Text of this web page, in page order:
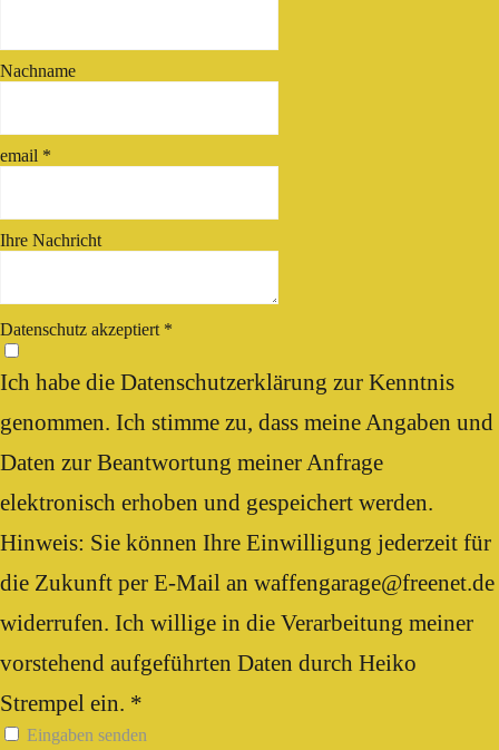
Nachname
email *
Ihre Nachricht
Datenschutz akzeptiert *
Ich habe die Datenschutzerklärung zur Kenntnis
genommen. Ich stimme zu, dass meine Angaben und
Daten zur Beantwortung meiner Anfrage
elektronisch erhoben und gespeichert werden.
Hinweis: Sie können Ihre Einwilligung jederzeit für
die Zukunft per E-Mail an waffengarage@freenet.de
widerrufen. Ich willige in die Verarbeitung meiner
vorstehend aufgeführten Daten durch Heiko
Strempel ein. *
Eingaben senden